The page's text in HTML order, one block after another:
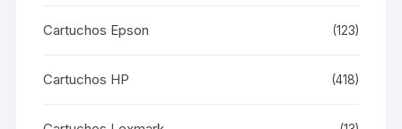
Cartuchos Epson (123)
Cartuchos HP (418)